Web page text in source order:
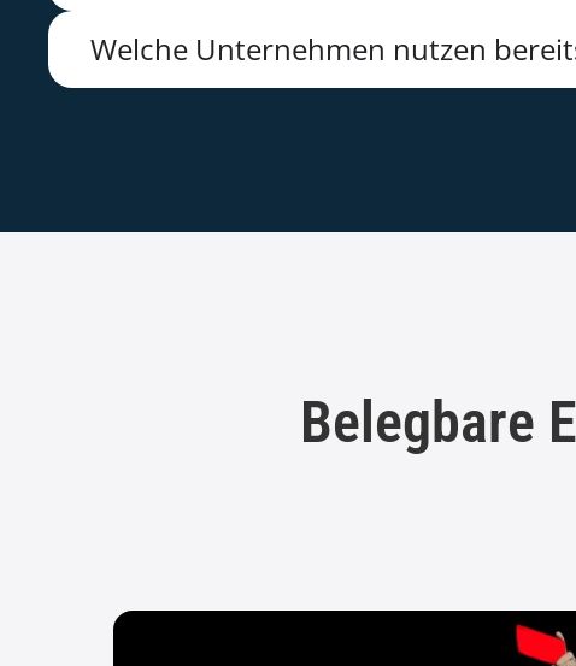
Welche Unternehmen nutzen
Belegbare